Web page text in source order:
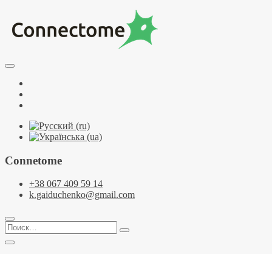
содержимому
Connectome
Курсы по НЛП и коучингу. НЛП-Практик. НЛП-Мастер.
Connetome
+38 067 409 59 14
k.gaiduchenko@gmail.com
Поиск…